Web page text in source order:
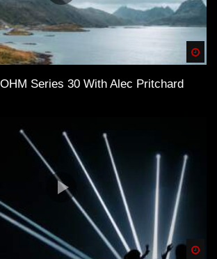
Series 30 With Alec Pritchard